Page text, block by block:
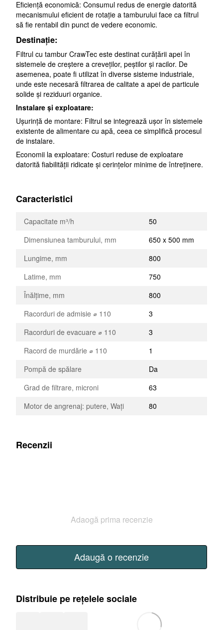
Eficiență economică: Consumul redus de energie datorită
mecanismului eficient de rotație a tamburului face ca filtrul
să fie rentabil din punct de vedere economic.
Destinație:
Filtrul cu tambur CrawTec este destinat curățării apei în
sistemele de creștere a creveților, peștilor și racilor. De
asemenea, poate fi utilizat în diverse sisteme industriale,
unde este necesară filtrarea de calitate a apei de particule
solide și reziduuri organice.
Instalare și exploatare:
Ușurință de montare: Filtrul se integrează ușor în sistemele
existente de alimentare cu apă, ceea ce simplifică procesul
de instalare.
Economii la exploatare: Costuri reduse de exploatare
datorită fiabilității ridicate și cerințelor minime de întreținere.
Caracteristici
Capacitate m³/h
50
Dimensiunea tamburului, mm
650 x 500 mm
Lungime, mm
800
Latime, mm
750
Înălțime, mm
800
Racorduri de admisie ⌀ 110
3
Racorduri de evacuare ⌀ 110
3
Racord de murdărie ⌀ 110
1
Pompă de spălare
Da
Grad de filtrare, microni
63
Motor de angrenaj: putere, Wați
80
Recenzii
Adaogă prima recenzie
Adaugă o recenzie
Distribuie pe rețelele sociale